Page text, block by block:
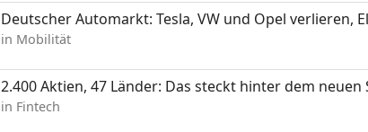
Deutscher Automarkt: Tesla, VW und Opel verlieren,
in Mobilität
2.400 Aktien, 47 Länder: Das steckt hinter dem neuen
in Fintech